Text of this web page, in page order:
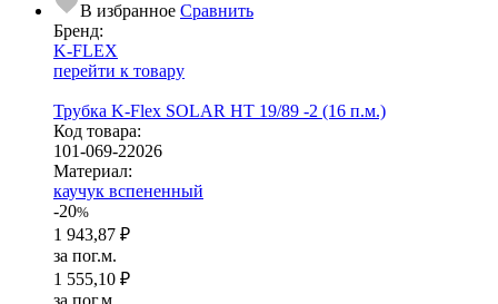
В избранное Сравнить
Бренд:
K-FLEX
перейти к товару
Трубка K-Flex SOLAR HT 19/89 -2 (16 п.м.)
Код товара:
101-069-22026
Ма­­те­­ри­­ал:
каучук вспененный
-20%
1 943,87 ₽
за пог.м.
1 555,10 ₽